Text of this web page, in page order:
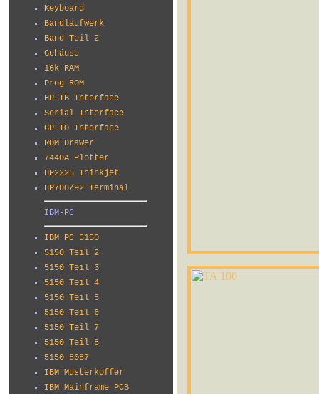
Keyboard
Bandlaufwerk
Band Teil 2
Gehäuse
16k RAM
Prog ROM
HP-IB Interface
Serial Interface
GP-IO Interface
ROM Drawer
7440A Plotter
HP2225 Thinkjet
HP700/92 Terminal
IBM-PC
IBM PC 5150
5150 Teil 2
5150 Teil 3
5150 Teil 4
5150 Teil 5
5150 Teil 6
5150 Teil 7
5150 Teil 8
5150 8087
IBM Musterkoffer
IBM Mainframe PCB